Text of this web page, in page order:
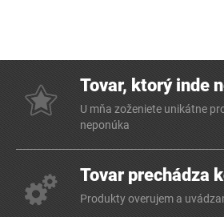
Tovar, ktorý inde
U mňa zoženiete unikátne
neponúka
Tovar prechádza
Produkty overujem a